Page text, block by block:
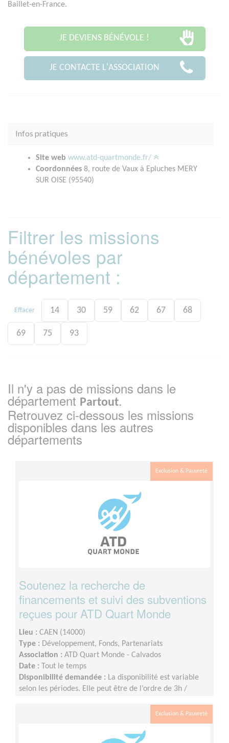
Baillet-en-France.
JE DEVIENS BÉNÉVOLE !
JE CONTACTE L'ASSOCIATION
Infos pratiques
Site web www.atd-quartmonde.fr/
Coordonnées 8, route de Vaux à Epluches MERY
SUR OISE (95540)
Filtrer les missions
bénévoles par
département :
Effacer 14 30 59 62 67 68
69 75 93
Il n'y a pas de missions dans le
département Partout.
Retrouvez ci-dessous les missions
disponibles dans les autres
départements
Exclusion & Pauvreté
Soutenez la recherche de
financements et suivi des subventions
reçues pour ATD Quart Monde
Lieu : CAEN (14000)
Type : Développement, Fonds, Partenariats
Association : ATD Quart Monde - Calvados
Date : Tout le temps
Disponibilité demandée : La disponibilité est variable
selon les périodes. Elle peut être de l’ordre de 3h /
Exclusion & Pauvreté